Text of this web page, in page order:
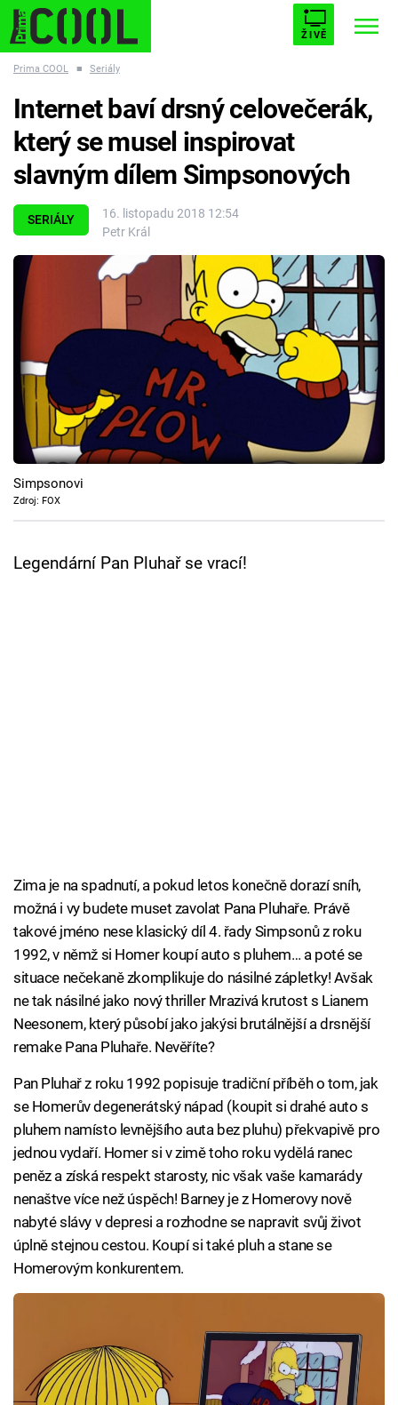
ŽIVĚ
ESCAPE PLNEJ KOTEL AVENGERS 5
Témata
Filmy
Seriály
Hry
Cool Esport
Pořady
TV Program
Prima COOL ■ Seriály
SERIÁLY
16. listopadu 2018 12:54
Petr Král
Internet baví drsný celovečerák,
který se musel inspirovat
slavným dílem Simpsonových
Simpsonovi
Zdroj: FOX
Legendární Pan Pluhař se vrací!
Zima je na spadnutí, a pokud letos konečně dorazí sníh,
možná i vy budete muset zavolat Pana Pluhaře. Právě
takové jméno nese klasický díl 4. řady Simpsonů z roku
1992, v němž si Homer koupí auto s pluhem… a poté se
situace nečekaně zkomplikuje do násilné zápletky! Avšak
ne tak násilné jako nový thriller Mrazivá krutost s Lianem
Neesonem, který působí jako jakýsi brutálnější a drsnější
remake Pana Pluhaře. Nevěříte?
Pan Pluhař z roku 1992 popisuje tradiční příběh o tom, jak
se Homerův degenerátský nápad (koupit si drahé auto s
pluhem namísto levnějšího auta bez pluhu) překvapivě pro
jednou vydaří. Homer si v zimě toho roku vydělá ranec
peněz a získá respekt starosty, nic však vaše kamarády
nenaštve více než úspěch! Barney je z Homerovy nově
nabyté slávy v depresi a rozhodne se napravit svůj život
úplně stejnou cestou. Koupí si také pluh a stane se
Homerovým konkurentem.